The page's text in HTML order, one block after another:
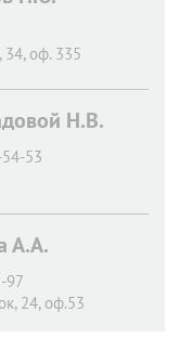
оф. 335
Н.В.
53
А.А.
97
24, оф.53